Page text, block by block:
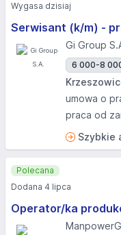
Serwisant (k/m) -
Gi Group
6 000-8
umowa o
praca od
Szybkie
Wygasa dzisiaj
Operator/ka
Polecana
Dodana 4 lipca